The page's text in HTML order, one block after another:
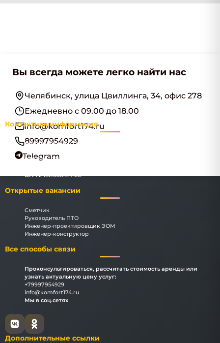
Вы всегда можете легко найти нас
Челябинск, улица Цвиллинга, 34, офис 278
Ежедневно с 09.00 до 18.00
info@komfort174.ru
89997954929
Telegram
Контактная информация
Наименование:ООО "Комфорт174"
Адрес:
ИНН:3666069183
ОГРН:1023602617432
Открытые вакансии
Сметчик
Руководитель ПТО
Инженер-проектировщик ЭОМ
Инженер-конструктор
Все способы связи
Проконсультироваться, рассчитать стоимость аренды или
узнать актуальную цену услуг:
+79997954929
info@komfort174.ru
Мы в соц.сетях
Дополнительные ссылки